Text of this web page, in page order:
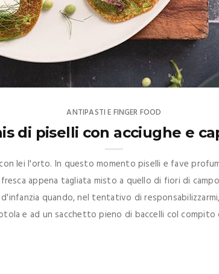
ANTIPASTI E FINGER FOOD
di piselli con acciughe e
lei l'orto. In questo momento piselli e fave
appena tagliata misto a quello di fiori di
quando, nel tentativo di responsabilizzarmi,
e ad un sacchetto pieno di baccelli col compito